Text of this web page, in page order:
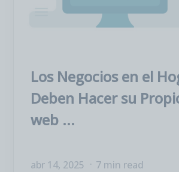
Los Negocios en el
Deben Hacer su
web ...
abr 14, 2025 7 min read